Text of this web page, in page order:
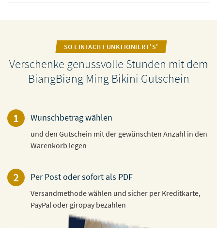
SO EINFACH FUNKTIONIERT'S'
Verschenke genussvolle Stunden mit dem
BiangBiang Ming Bikini Gutschein
1 Wunschbetrag wählen
und den Gutschein mit der gewünschten Anzahl in den
Warenkorb legen
2 Per Post oder sofort als PDF
Versandmethode wählen und sicher per Kreditkarte,
PayPal oder giropay bezahlen